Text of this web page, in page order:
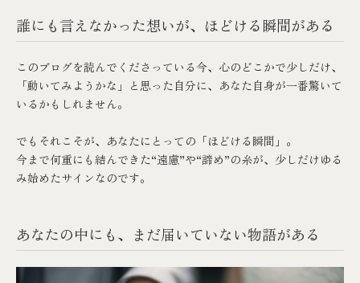
誰にも言えなかった想いが、ほどける瞬間がある
このブログを読んでくださっている今、心のどこかで少しだけ、
「動いてみようかな」と思った自分に、あなた自身が一番驚いて
いるかもしれません。
でもそれこそが、あなたにとっての「ほどける瞬間」。
今まで何重にも結んできた“遠慮”や“諦め”の糸が、少しだけゆる
み始めたサインなのです。
あなたの中にも、まだ届いていない物語がある